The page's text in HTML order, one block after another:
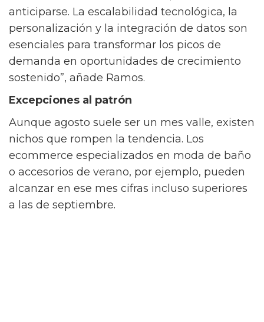
“La clave no es solo reaccionar, sino
anticiparse. La escalabilidad tecnológica, la
personalización y la integración de datos son
esenciales para transformar los picos de
demanda en oportunidades de crecimiento
sostenido”, añade Ramos.
Excepciones al patrón
Aunque agosto suele ser un mes valle, existen
nichos que rompen la tendencia. Los
ecommerce especializados en moda de baño
o accesorios de verano, por ejemplo, pueden
alcanzar en ese mes cifras incluso superiores